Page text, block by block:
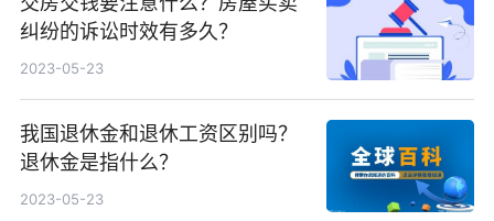
纠纷的诉讼时效有多久？
2023-05-23
我国退休金和退休工资区别吗？
退休金是指什么？
2023-05-23